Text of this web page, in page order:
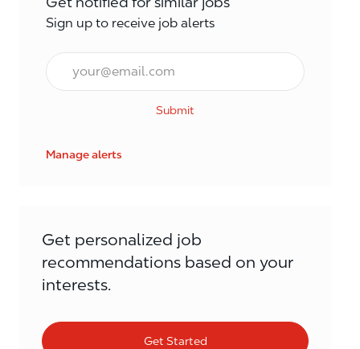
Sign up to receive job alerts
Email*
Submit
Manage alerts
Get personalized job
recommendations based on your
interests.
Get Started